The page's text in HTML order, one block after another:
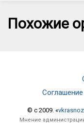
Похожие
© c 2009. «
Мнение